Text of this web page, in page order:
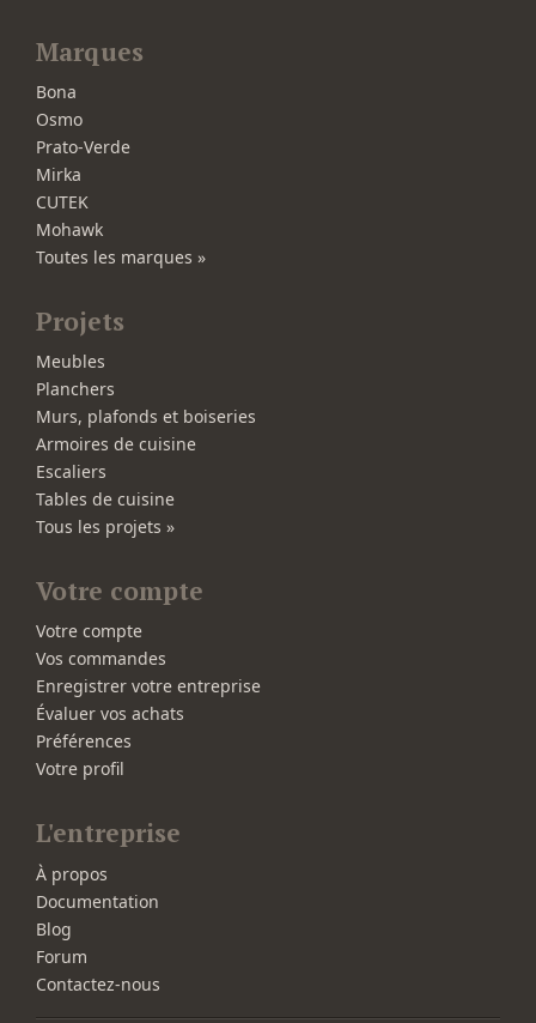
Marques
Bona
Osmo
Prato-Verde
Mirka
CUTEK
Mohawk
Toutes les marques »
Projets
Meubles
Planchers
Murs, plafonds et boiseries
Armoires de cuisine
Escaliers
Tables de cuisine
Tous les projets »
Votre compte
Votre compte
Vos commandes
Enregistrer votre entreprise
Évaluer vos achats
Préférences
Votre profil
L'entreprise
À propos
Documentation
Blog
Forum
Contactez-nous